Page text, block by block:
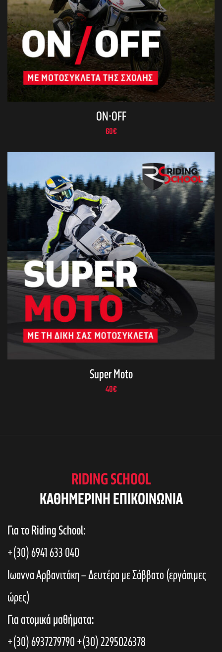
ON-OFF
60€
Super Moto
40€
RIDING SCHOOL
KAΘΗΜΕΡΙΝΗ ΕΠΙΚΟΙΝΩΝΙΑ
Για το Riding School:
+(30) 6941 633 040
Ιωαννα Αρβανιτάκη – Δευτέρα με Σάββατο (εργάσιμες
ώρες)
Για ατομικά μαθήματα:
+(30) 6937279790+(30) 2295026378